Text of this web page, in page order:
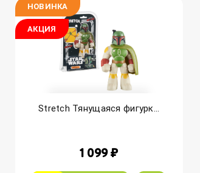
НОВИНКА
АКЦИЯ
Stretch Тянущаяся фигурк...
1 099 ₽